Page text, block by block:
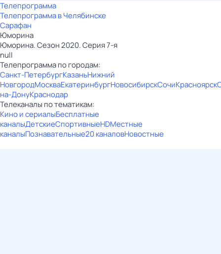
Телепрограмма
Телепрограмма в Челябинске
Сарафан
Юморина
Юморина. Сезон 2020. Серия 7-я
null
Телепрограмма по городам:
Санкт-ПетербургКазаньНижний
НовгородМоскваЕкатеринбургНовосибирскСочиКрасноярск
на-ДонуКраснодар
Телеканалы по тематикам:
Кино и сериалыБесплатные
каналыДетскиеСпортивныеHDМестные
каналыПознавательные20 каналовНовостные